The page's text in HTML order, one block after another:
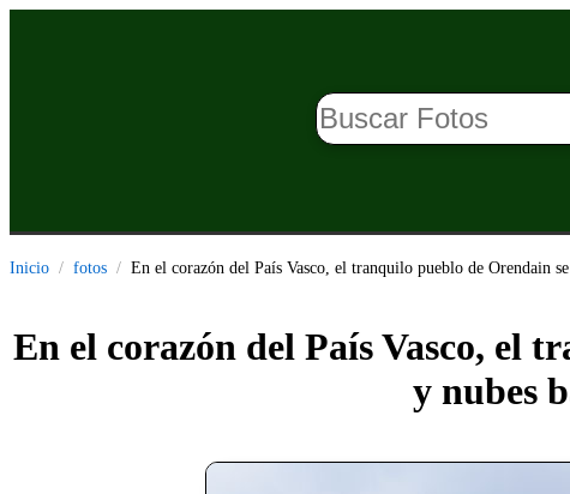
Inicio fotos En el corazón del País Vasco, el tranquilo pueblo de Orendain
En el corazón del País Vasco, el
y nubes